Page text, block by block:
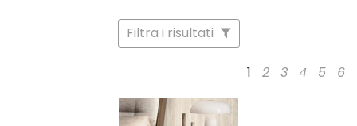
Filtra i risultati
1 2 3 4 5 6